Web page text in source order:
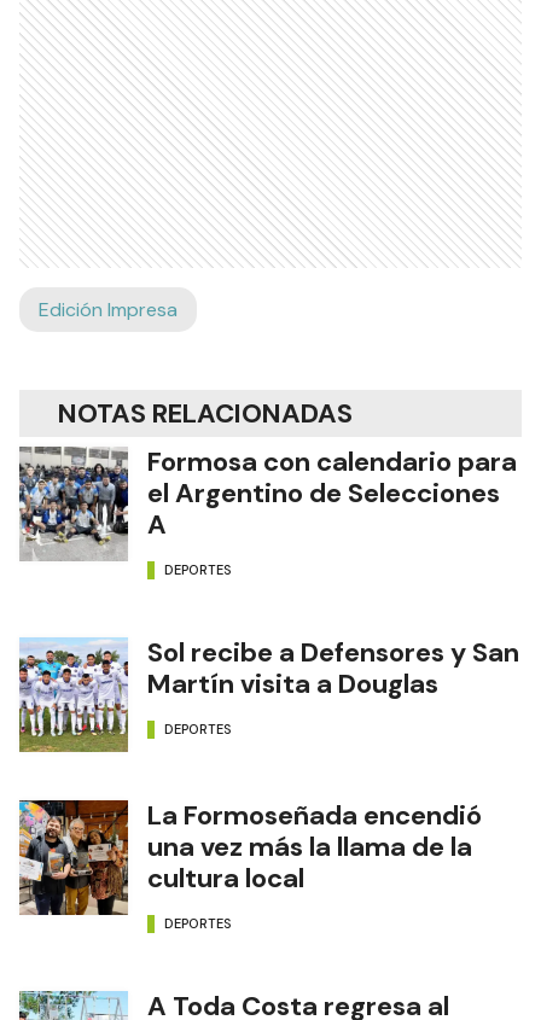
Edición Impresa
NOTAS RELACIONADAS
Formosa con calendario para
el Argentino de Selecciones
A
DEPORTES
Sol recibe a Defensores y San
Martín visita a Douglas
DEPORTES
La Formoseñada encendió
una vez más la llama de la
cultura local
DEPORTES
A Toda Costa regresa al